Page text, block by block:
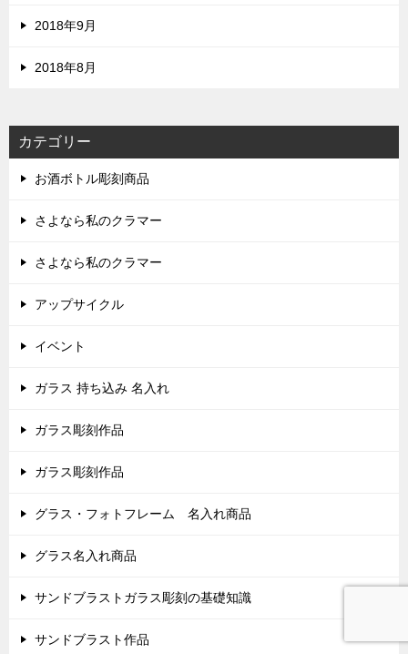
2018年9月
2018年8月
カテゴリー
お酒ボトル彫刻商品
さよなら私のクラマー
さよなら私のクラマー
アップサイクル
イベント
ガラス 持ち込み 名入れ
ガラス彫刻作品
ガラス彫刻作品
グラス・フォトフレーム 名入れ商品
グラス名入れ商品
サンドブラストガラス彫刻の基礎知識
サンドブラスト作品